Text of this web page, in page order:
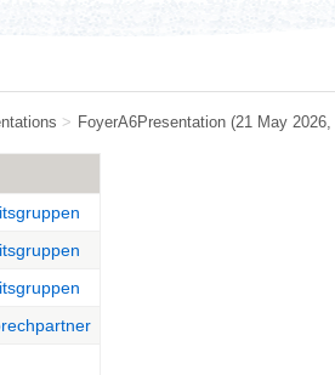
> FoyerA6Presentation (21 May 2026,